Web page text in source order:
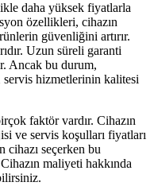
daha yüksek fiyatlarla
özellikleri, cihazın
güvenliğini artırır.
Uzun süreli garanti
Ancak bu durum,
servis hizmetlerinin kalitesi
faktör vardır. Cihazın
ve servis koşulları fiyatları
cihazı seçerken bu
maliyeti hakkında